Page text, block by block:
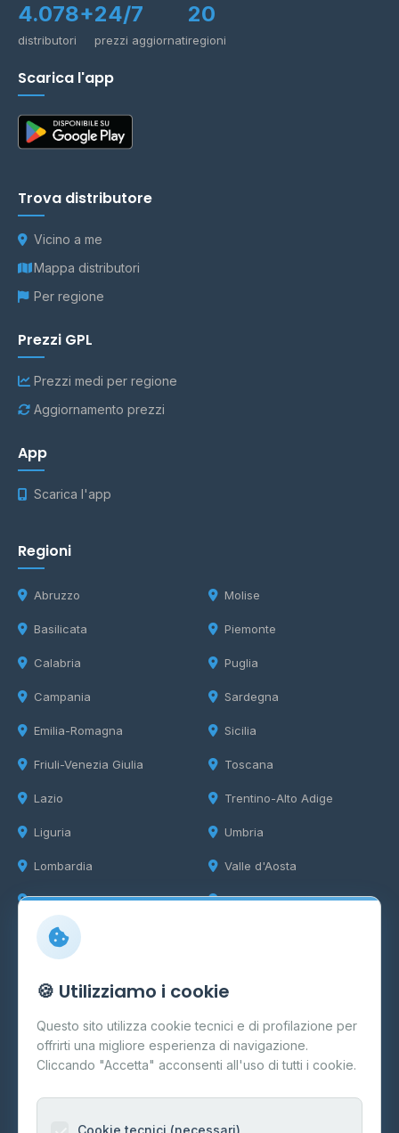
4.078+
distributori
24/7
prezzi aggiornati
20
regioni
Scarica l'app
Trova distributore
Vicino a me
Mappa distributori
Per regione
Prezzi GPL
Prezzi medi per regione
Aggiornamento prezzi
App
Scarica l'app
Regioni
Abruzzo
Basilicata
Calabria
Campania
Emilia-Romagna
Friuli-Venezia Giulia
Lazio
Liguria
Lombardia
Marche
Molise
Piemonte
Puglia
Sardegna
Sicilia
Toscana
Trentino-Alto Adige
Umbria
Valle d'Aosta
Veneto
Info
Cos'è il GPL
FAQ
Contatti
🍪 Utilizziamo i cookie
Questo sito utilizza cookie tecnici e di profilazione per
offrirti una migliore esperienza di navigazione.
Cliccando "Accetta" acconsenti all'uso di tutti i cookie.
Cookie tecnici (necessari)